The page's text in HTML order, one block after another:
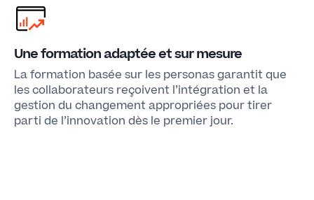
Une formation adaptée et sur mesure
La formation basée sur les personas garantit que
les collaborateurs reçoivent l’intégration et la
gestion du changement appropriées pour tirer
parti de l’innovation dès le premier jour.